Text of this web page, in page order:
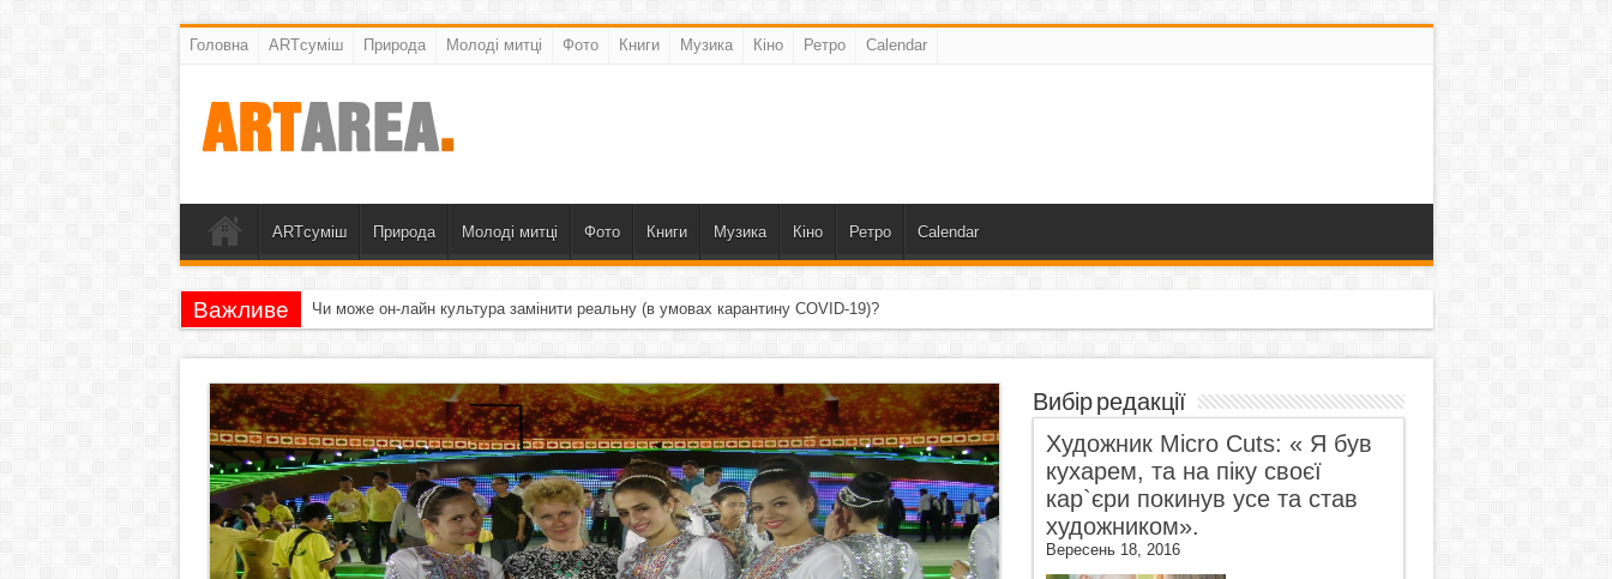
Головна ARTсуміш Природа Молоді митці Фото Книги Музика Кіно Ретро Calendar
ARTсуміш Природа Молоді митці Фото Книги Музика Кіно Ретро Calendar
Важливе Чи може он-лайн культура замінити реальну (в умовах карантину COVID-19)?
Вибір редакції
Художник Micro Cuts: « Я був
кухарем, та на піку своєї
кар`єри покинув усе та став
художником».
Вересень 18, 2016